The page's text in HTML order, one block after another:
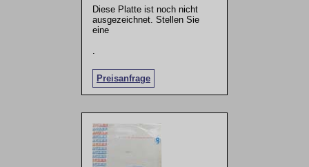
Diese Platte ist noch nicht
ausgezeichnet. Stellen Sie
eine
Preisanfrage
.